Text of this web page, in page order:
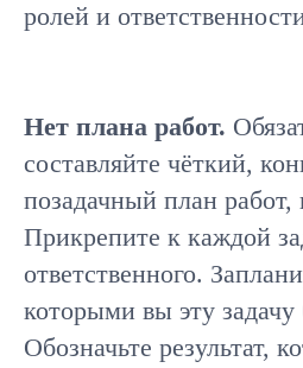
ролей и
Нет плана работ.
составляйте чёткий,
позадачный план работ,
Прикрепите к каждой
ответственного.
которыми вы эту задачу
Обозначьте результат,